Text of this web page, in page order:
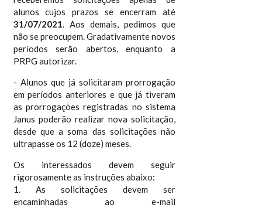
alunos cujos prazos se encerram até
31/07/2021. Aos demais, pedimos que
não se preocupem. Gradativamente novos
períodos serão abertos, enquanto a
PRPG autorizar.
- Alunos que já solicitaram prorrogação
em períodos anteriores e que já tiveram
as prorrogações registradas no sistema
Janus poderão realizar nova solicitação,
desde que a soma das solicitações não
ultrapasse os 12 (doze) meses.
Os interessados devem seguir
rigorosamente as instruções abaixo:
1. As solicitações devem ser
encaminhadas ao e-mail